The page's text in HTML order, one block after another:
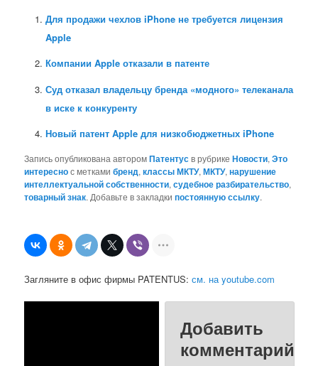
Для продажи чехлов iPhone не требуется лицензия
Apple
Компании Apple отказали в патенте
Суд отказал владельцу бренда «модного» телеканала
в иске к конкуренту
Новый патент Apple для низкобюджетных iPhone
Запись опубликована авторомПатентусв рубрикеНовости,Это
интереснос меткамибренд,классы МКТУ,МКТУ,нарушение
интеллектуальной собственности,судебное разбирательство,
товарный знак. Добавьте в закладкипостоянную ссылку.
Загляните в офис фирмы PATENTUS:см. на youtube.com
Добавить
комментарий